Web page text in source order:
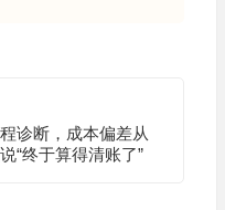
诊断，成本偏差从
“终于算得清账了”